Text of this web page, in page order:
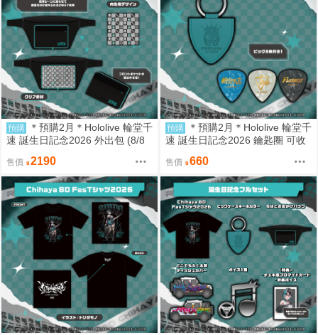
預購
＊預購2月＊Hololive 輪堂千
速 誕生日記念2026 外出包 (8/8
售價 2190
預購
＊預購2月＊Hololive 輪堂千
速 誕生日記念2026 鑰匙圈 可收
售價 660